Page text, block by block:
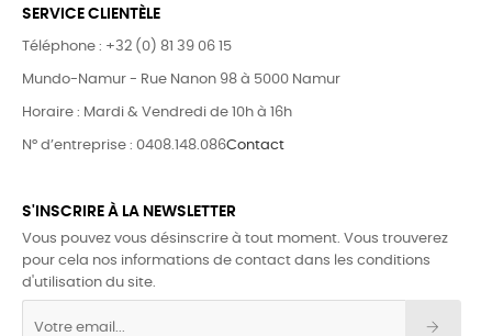
SERVICE CLIENTÈLE
Téléphone : +32 (0) 81 39 06 15
Mundo-Namur - Rue Nanon 98 à 5000 Namur
Horaire : Mardi & Vendredi de 10h à 16h
N° d’entreprise : 0408.148.086Contact
S'INSCRIRE À LA NEWSLETTER
Vous pouvez vous désinscrire à tout moment. Vous trouverez
pour cela nos informations de contact dans les conditions
d'utilisation du site.